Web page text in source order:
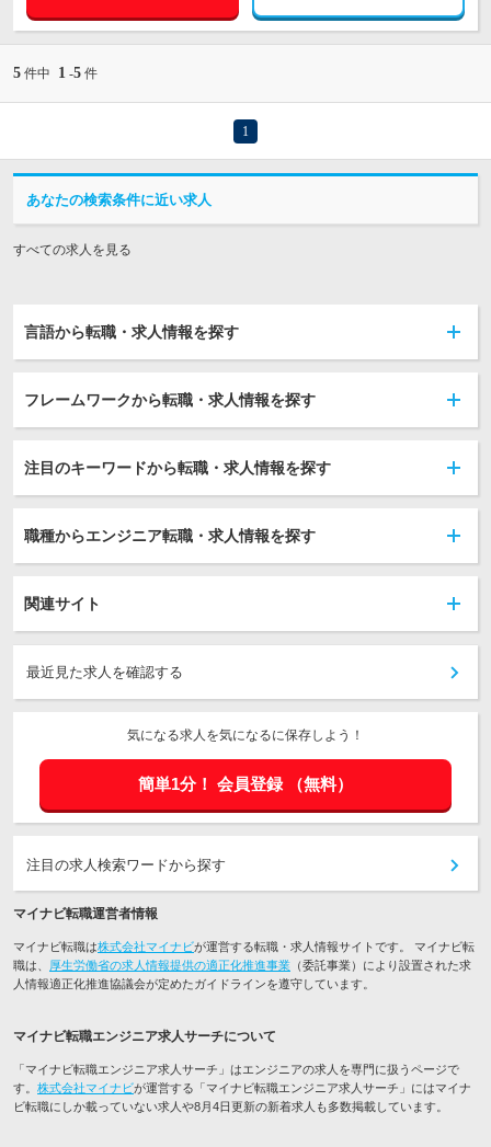
5 件中 1 -5 件
1
あなたの検索条件に近い求人
すべての求人を見る
言語から転職・求人情報を探す
フレームワークから転職・求人情報を探す
注目のキーワードから転職・求人情報を探す
職種からエンジニア転職・求人情報を探す
関連サイト
最近見た求人を確認する
気になる求人を気になるに保存しよう！
簡単1分！ 会員登録 （無料）
注目の求人検索ワードから探す
マイナビ転職運営者情報
マイナビ転職は株式会社マイナビが運営する転職・求人情報サイトです。 マイナビ転
職は、 厚生労働省の求人情報提供の適正化推進事業 （委託事業）により設置された求
人情報適正化推進協議会が定めたガイドラインを遵守しています。
マイナビ転職エンジニア求人サーチについて
「マイナビ転職エンジニア求人サーチ」はエンジニアの求人を専門に扱うページで
す。 株式会社マイナビが運営する「マイナビ転職エンジニア求人サーチ」にはマイナ
ビ転職にしか載っていない求人や8月4日更新の新着求人も多数掲載しています。